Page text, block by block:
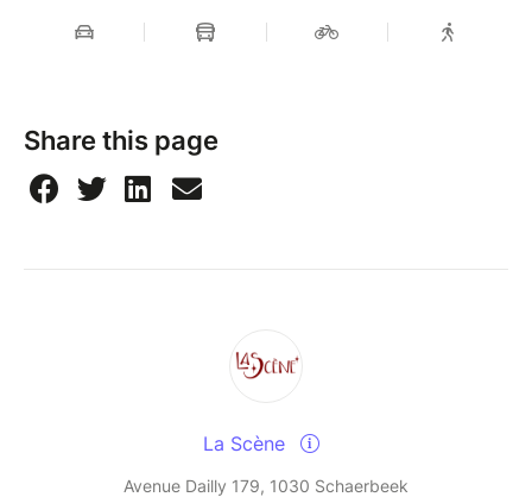
Share this page
La Scène
Avenue Dailly 179, 1030 Schaerbeek